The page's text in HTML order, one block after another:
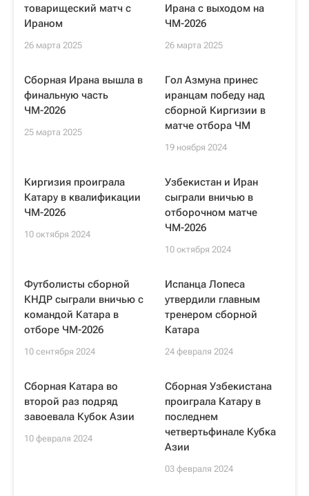
товарищеский матч с
Ираном
26 марта 2025
Ирана с выходом на
ЧМ-2026
26 марта 2025
Сборная Ирана вышла в
финальную часть
ЧМ-2026
25 марта 2025
Гол Азмуна принес
иранцам победу над
сборной Киргизии в
матче отбора ЧМ
19 ноября 2024
Киргизия проиграла
Катару в квалификации
ЧМ-2026
10 октября 2024
Узбекистан и Иран
сыграли вничью в
отборочном матче
ЧМ-2026
10 октября 2024
Футболисты сборной
КНДР сыграли вничью с
командой Катара в
отборе ЧМ-2026
10 сентября 2024
Испанца Лопеса
утвердили главным
тренером сборной
Катара
24 февраля 2024
Сборная Катара во
второй раз подряд
завоевала Кубок Азии
10 февраля 2024
Сборная Узбекистана
проиграла Катару в
последнем
четвертьфинале Кубка
Азии
03 февраля 2024